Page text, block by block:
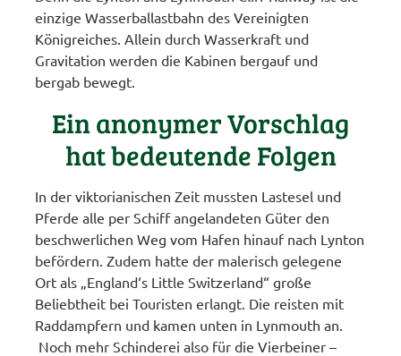
einzige Wasserballastbahn des Vereinigten
Königreiches. Allein durch Wasserkraft und
Gravitation werden die Kabinen bergauf und
bergab bewegt.
Ein anonymer Vorschlag
hat bedeutende Folgen
In der viktorianischen Zeit mussten Lastesel und
Pferde alle per Schiff angelandeten Güter den
beschwerlichen Weg vom Hafen hinauf nach Lynton
befördern. Zudem hatte der malerisch gelegene
Ort als „England‘s Little Switzerland“ große
Beliebtheit bei Touristen erlangt. Die reisten mit
Raddampfern und kamen unten in Lynmouth an.
Noch mehr Schinderei also für die Vierbeiner –